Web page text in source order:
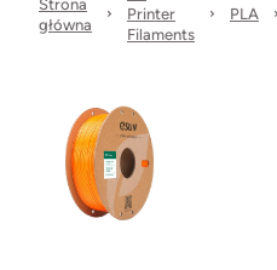
Strona
główna
Printer
Filaments
PLA